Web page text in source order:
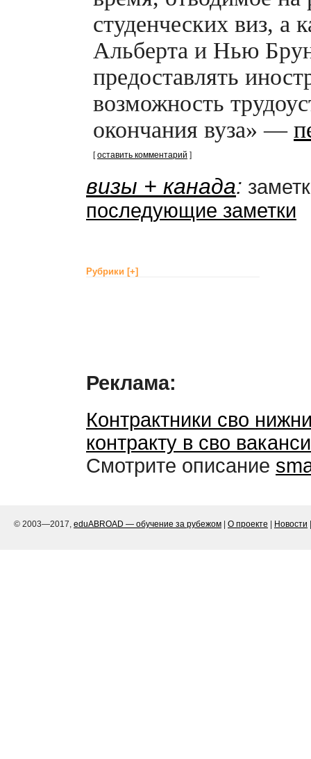
студенческих виз, а
Альберта и Нью
предоставлять
возможность
окончания вуза» —
[оставить комментарий ]
визы + канада:
последующие заметки
Рубрики [+]
Реклама:
Контрактники сво
контракту в сво
Смотрите описание
© 2003—2017, eduABROAD — обучение за рубежом О проекте Новости